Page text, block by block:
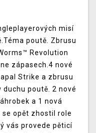
misí
poutě. Zbrusu
Revolution
zápasech.4 nové
Strike a zbrusu
duchu poutě. 2 nové
a 1 nová
opět zhostil role
vás provede pěticí